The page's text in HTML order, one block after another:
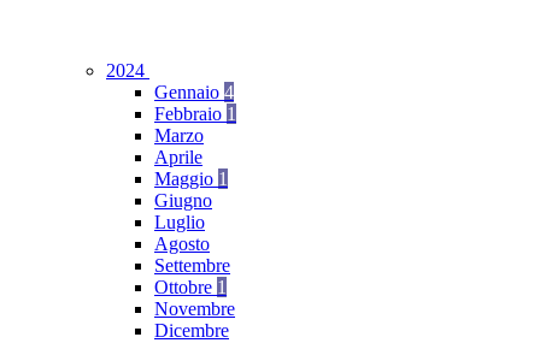
2024
Gennaio 4
Febbraio 1
Marzo
Aprile
Maggio 1
Giugno
Luglio
Agosto
Settembre
Ottobre 1
Novembre
Dicembre